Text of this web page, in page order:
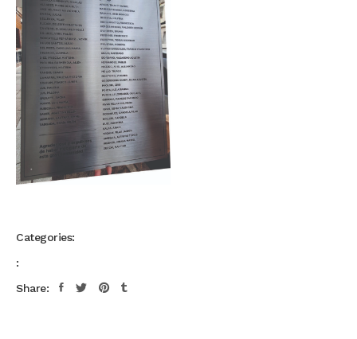
Categories:
:
Share: